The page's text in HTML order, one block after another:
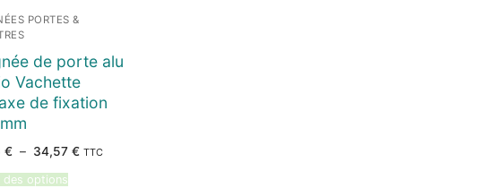
PORTES &
de porte alu
Vachette
de fixation
€ – 34,57 €Plage
TTC
des options